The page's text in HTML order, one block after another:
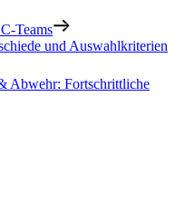
Teams
und Auswahlkriterien
Abwehr: Fortschrittliche